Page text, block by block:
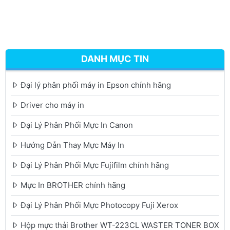
DANH MỤC TIN
Đại lý phân phối máy in Epson chính hãng
Driver cho máy in
Đại Lý Phân Phối Mực In Canon
Hướng Dẫn Thay Mực Máy In
Đại Lý Phân Phối Mực Fujifilm chính hãng
Mực In BROTHER chính hãng
Đại Lý Phân Phối Mực Photocopy Fuji Xerox
Hộp mực thải Brother WT-223CL WASTER TONER BOX